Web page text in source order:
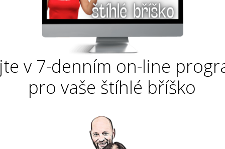
v 7-denním on-line
pro vaše štíhlé bříško